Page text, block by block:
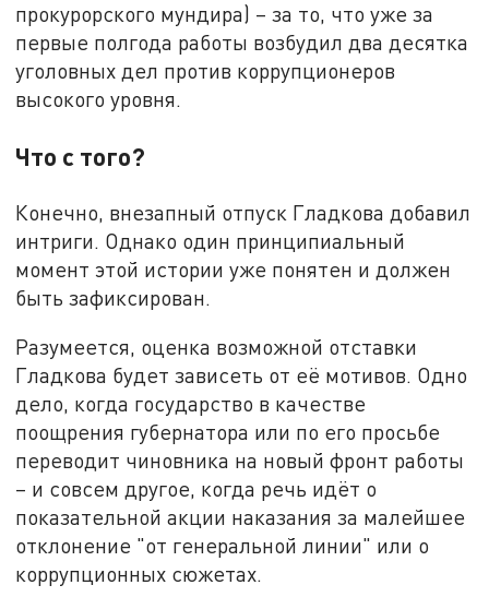
прокурорского мундира) – за то, что уже за
первые полгода работы возбудил два десятка
уголовных дел против коррупционеров
высокого уровня.
Что с того?
Конечно, внезапный отпуск Гладкова добавил
интриги. Однако один принципиальный
момент этой истории уже понятен и должен
быть зафиксирован.
Разумеется, оценка возможной отставки
Гладкова будет зависеть от её мотивов. Одно
дело, когда государство в качестве
поощрения губернатора или по его просьбе
переводит чиновника на новый фронт работы
– и совсем другое, когда речь идёт о
показательной акции наказания за малейшее
отклонение "от генеральной линии" или о
коррупционных сюжетах.